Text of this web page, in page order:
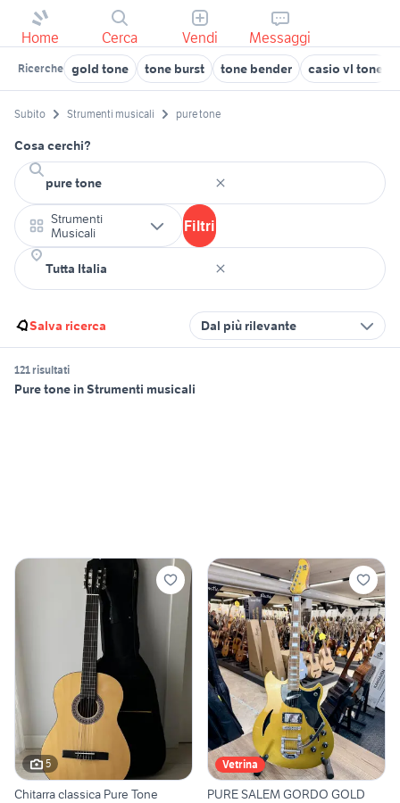
Home Cerca Vendi Messaggi
Ricerche gold tone tone burst tone bender casio vl tone
Subito Strumenti musicali pure tone
Cosa cerchi?
Strumenti
Musicali
Filtri
Salva ricerca Dal più rilevante
121 risultati
Pure tone in Strumenti musicali
5
Chitarra classica Pure Tone
Vetrina
PURE SALEM GORDO GOLD